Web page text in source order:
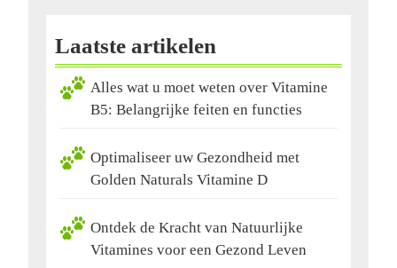
Laatste artikelen
Alles wat u moet weten over Vitamine
B5: Belangrijke feiten en functies
Optimaliseer uw Gezondheid met
Golden Naturals Vitamine D
Ontdek de Kracht van Natuurlijke
Vitamines voor een Gezond Leven